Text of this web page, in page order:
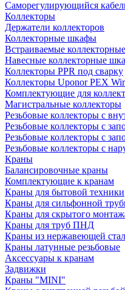
Саморегулирующийся
Коллекторы
Держатели коллекторов
Коллекторные шкафы
Встраиваемые
Навесные коллекторные
Коллекторы PPR под сварку
Коллекторы Uponor PEX
Комплектующие для
Магистральные коллекторы
Резьбовые коллекторы с
Резьбовые коллекторы с
Резьбовые коллекторы с
Резьбовые коллекторы с
Краны
Балансировочные краны
Комплектующие к кранам
Краны для бытовой техники
Краны для сильфонной
Краны для скрытого
Краны для труб ПНД
Краны из нержавеющей
Краны латунные резьбовые
Аксессуары к кранам
Задвижки
Краны "MINI"